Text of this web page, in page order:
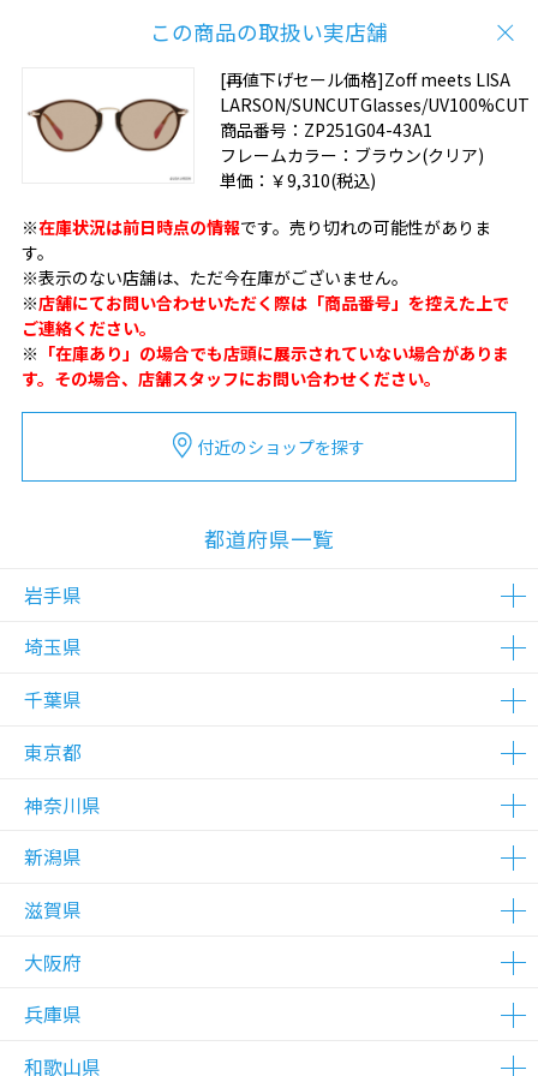
この商品の取扱い実店舗
[再値下げセール価格]Zoff meets LISA
LARSON/SUNCUTGlasses/UV100%CUT
商品番号： ZP251G04-43A1
フレームカラー： ブラウン(クリア)
単価： ￥9,310(税込)
※在庫状況は前日時点の情報です。売り切れの可能性がありま
す。
※表示のない店舗は、ただ今在庫がございません。
※店舗にてお問い合わせいただく際は「商品番号」を控えた上で
ご連絡ください。
※ 「在庫あり」の場合でも店頭に展示されていない場合がありま
す。その場合、店舗スタッフにお問い合わせください。
付近のショップを探す
都道府県一覧
岩手県
△在庫わずか
埼玉県
△在庫わずか
△在庫わずか
千葉県
△在庫わずか
△在庫わずか
東京都
△在庫わずか
△在庫わずか
△在庫わずか
△在庫わずか
神奈川県
△在庫わずか
△在庫わずか
△在庫わずか
△在庫わずか
△在庫わずか
△在庫わずか
新潟県
△在庫わずか
滋賀県
△在庫わずか
大阪府
△在庫わずか
兵庫県
和歌山県